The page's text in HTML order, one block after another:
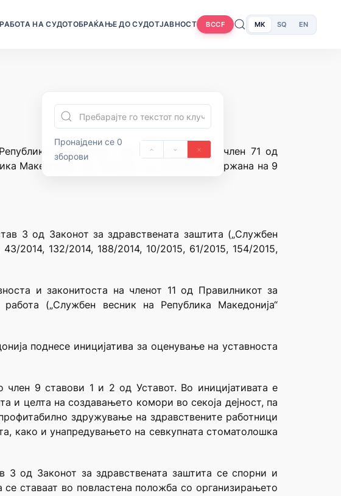
РАБОТА НА СУДОТОБРАЌАЊЕ ДО СУДОТЈАВНОСТ BCCF MK SQ EN
Пронајдени се 0
зборови
Македонија член 28 алинеја 3 и член 71 од
Македонија“ бр.70/1992), на седницатa одржана на 9
3 од Законот за здравствената заштита („Службен
2014, 132/2014, 188/2014, 10/2015, 61/2015, 154/2015,
и законитоста на членот 11 од Правилникот за
(„Службен весник на Република Македонија“
поднесе иницијатива за оценување на уставноста
член 9 ставови 1 и 2 од Уставот. Во иницијативата е
и целта на создавањето комори во секоја дејност, па
здружување на здравствените работници
како и унапредувањето на севкупната стоматолошка
3 од Законот за здравствената заштита се спорни и
ставаат во повластена положба со организирањето